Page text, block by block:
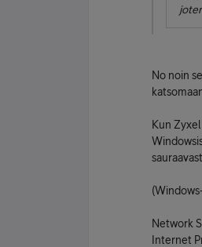
No noin
Kun
Network
Internet